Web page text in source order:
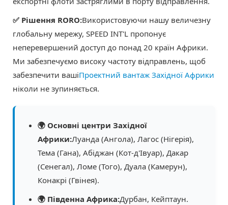
✅ Рішення RORO:Використовуючи нашу величезну
глобальну мережу, SPEED INT'L пропонує
неперевершений доступ до понад 20 країн Африки.
Ми забезпечуємо високу частоту відправлень, щоб
забезпечити вашіПроектний вантаж Західної Африки
ніколи не зупиняється.
🌍 Основні центри Західної
Африки:Луанда (Ангола), Лагос (Нігерія),
Тема (Гана), Абіджан (Кот-д'Івуар), Дакар
(Сенегал), Ломе (Того), Дуала (Камерун),
Конакрі (Гвінея).
🌍 Південна Африка:Дурбан, Кейптаун.